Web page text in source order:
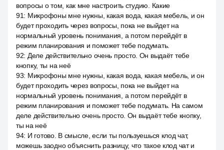
вопросы о том, как мне настроить студию. Какие
91: Микрофоны мне нужны, какая вода, какая мебель, и он
будет проходить через вопросы, пока не выйдет на
нормальный уровень понимания, а потом перейдёт в
режим планирования и поможет тебе подумать.
92: Деле действительно очень просто. Он выдаёт тебе
кнопку, ты на неё
93: Микрофоны мне нужны, какая вода, какая мебель, и он
будет проходить через вопросы, пока не выйдет на
нормальный уровень понимания, а потом перейдёт в
режим планирования и поможет тебе подумать. На самом
деле действительно очень просто. Он выдаёт тебе кнопку,
ты на неё
94: И готово. В смысле, если ты пользуешься клод чат,
можешь заодно объяснить разницу, что такое клод чат и